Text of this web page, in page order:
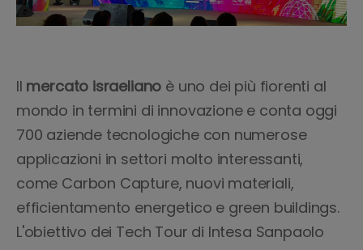
Il mercato israeliano è uno dei più fiorenti al
mondo in termini di innovazione e conta oggi
700 aziende tecnologiche con numerose
applicazioni in settori molto interessanti,
come Carbon Capture, nuovi materiali,
efficientamento energetico e green buildings.
L'obiettivo dei Tech Tour di Intesa Sanpaolo